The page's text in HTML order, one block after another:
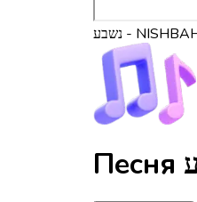
נשבע - NISHBA